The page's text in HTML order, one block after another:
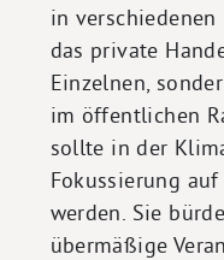
in
das private
Einzelnen,
im öffentlichen
sollte in der
Fokussierung
werden. Sie
übermäßige